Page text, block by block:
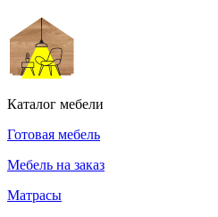
Каталог мебели
Готовая мебель
Мебель на заказ
Матрасы